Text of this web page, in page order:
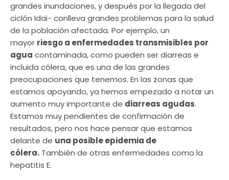
grandes inundaciones, y después por la llegada del
ciclón Idai- conlleva grandes problemas para la salud
de la población afectada. Por ejemplo, un
mayor riesgo a enfermedades transmisibles por
agua contaminada, como pueden ser diarreas e
incluida cólera, que es una de las grandes
preocupaciones que tenemos. En las zonas que
estamos apoyando, ya hemos empezado a notar un
aumento muy importante de diarreas agudas.
Estamos muy pendientes de confirmación de
resultados, pero nos hace pensar que estamos
delante de una posible epidemia de
cólera. También de otras enfermedades como la
hepatitis E.